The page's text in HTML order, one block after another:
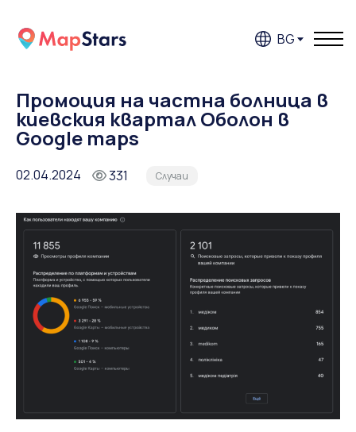
BG
Промоция на частна болница в
киевския квартал Оболон в
Google maps
02.04.2024 331 Случаи